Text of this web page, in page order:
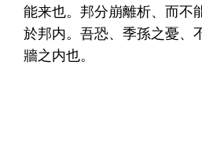
能来也。邦分崩離析、而不
於邦内。吾恐、季孫之憂、
牆之内也。